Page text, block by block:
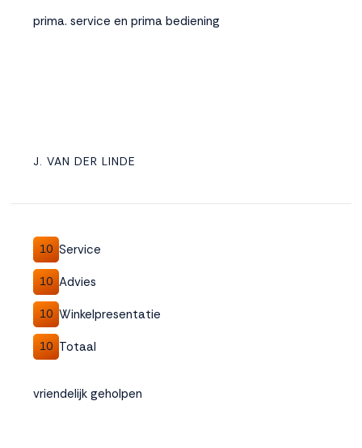
prima. service en prima bediening
J. VAN DER LINDE
10 Service
10 Advies
10 Winkelpresentatie
10 Totaal
vriendelijk geholpen